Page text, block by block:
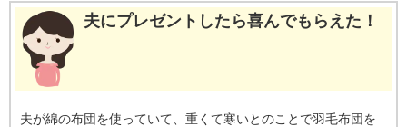
夫にプレゼントしたら喜んでもらえた！
夫が綿の布団を使っていて、重くて寒いとのことで羽毛布団を